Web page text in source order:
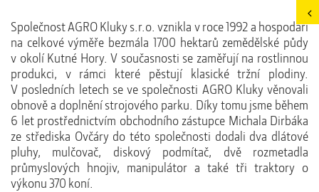
Společnost AGRO Kluky s.r.o. vznikla v roce 1992 a hospodaří
na celkové výměře bezmála 1700 hektarů zemědělské půdy
v okolí Kutné Hory. V současnosti se zaměřují na rostlinnou
produkci, v rámci které pěstují klasické tržní plodiny.
V posledních letech se ve společnosti AGRO Kluky věnovali
obnově a doplnění strojového parku. Díky tomu jsme během
6 let prostřednictvím obchodního zástupce Michala Dirbáka
ze střediska Ovčáry do této společnosti dodali dva dlátové
pluhy, mulčovač, diskový podmítač, dvě rozmetadla
průmyslových hnojiv, manipulátor a také tři traktory o
výkonu 370 koní.